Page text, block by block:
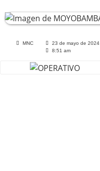
MNC
23 de mayo de 2024
8:51 am